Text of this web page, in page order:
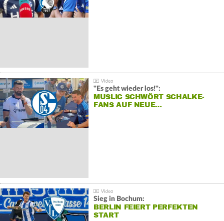
"Es geht wieder los!":
MUSLIC SCHWÖRT SCHALKE-
FANS AUF NEUE…
Sieg in Bochum:
BERLIN FEIERT PERFEKTEN
START